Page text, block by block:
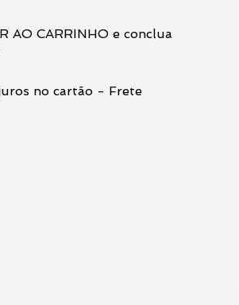
AO CARRINHO e conclua
no cartão - Frete